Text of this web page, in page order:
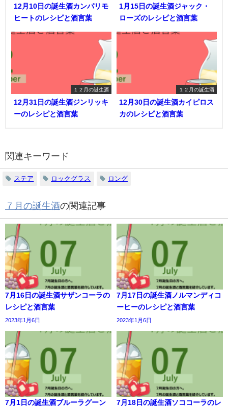
12月10日の誕生酒カンパリモ
ヒートのレシピと酒言葉
1月15日の誕生酒ジャック・
ローズのレシピと酒言葉
１２月の誕生酒
12月31日の誕生酒ジンリッキ
ーのレシピと酒言葉
１２月の誕生酒
12月30日の誕生酒カイピロス
カのレシピと酒言葉
関連キーワード
ステア ロックグラス ロング
７月の誕生酒の関連記事
7月16日の誕生酒サザンコーラの
レシピと酒言葉
2023年1月6日
7月17日の誕生酒ノルマンディコ
ーヒーのレシピと酒言葉
2023年1月6日
7月1日の誕生酒ブルーラグーン
7月18日の誕生酒ソココーラのレ